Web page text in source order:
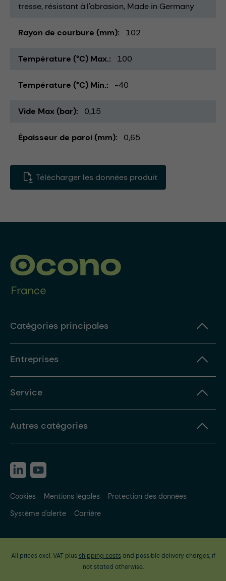
tresse résistant à l'abrasion Made in Germany
Rayon de courbure (mm) 102
Température (°C) Max. 100
Température (°C) Min. -40
Vide Max (bar) 0,15
Épaisseur de paroi (mm) 0,65
Télécharger les données produit
Catégories principales
Entreprises
Service
Autres catégories
Cookies Mentions légales
Protection des données
Système d'alerte
Carrière
All prices excl. VAT plus shipping costsand possible delivery charges, if
not stated otherwise.